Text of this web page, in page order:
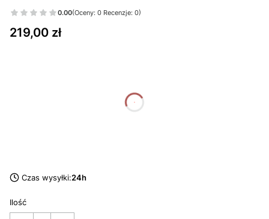
0.00(Oceny: 0 Recenzje: 0)
Cena
219,00 zł
godziny
Czas wysyłki:24h
Ilość